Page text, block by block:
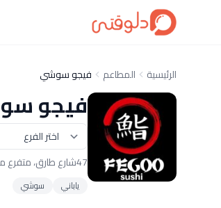
الرئيسية المطاعم فيجو سوشي
فيجو
47شارع طارق، متفرع من امينة شكري، متفرع من شارع المشير
ياباني سوشي